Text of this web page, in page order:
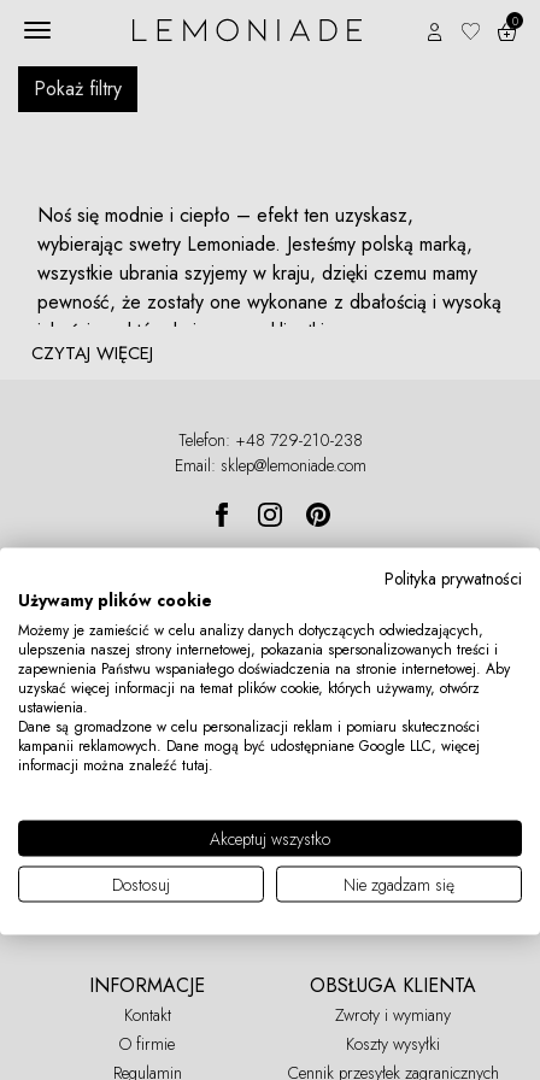
0
Pokaż filtry
Noś się modnie i ciepło – efekt ten uzyskasz,
wybierając swetry Lemoniade. Jesteśmy polską marką,
wszystkie ubrania szyjemy w kraju, dzięki czemu mamy
pewność, że zostały one wykonane z dbałością i wysoką
jakością, z którą kojarzą nas klientki.
Z Lemoniade odmienisz swoją szafę na lepsze – ułatwi
(zarówno krótkie, jak i długie), kardigany, oversizowe
modele oraz golfy. W ofercie nie zabrakło też
kompletów, swetrowych sukienek czy bluz. Wszystko po
to, abyś mogła znaleźć miękki i otulający sweter, który nie
unikatowy styl.
Swetry damskie – poczuj
się modna w codziennych
sytuacjach
stylizacji, a ponieważ pogoda w tym okresie lubi
zaskakiwać, dlatego dobrze, aby wybrany przez Ciebie
model był ciepły i miękki w dotyku. Wybór materiału jest
tu kluczowy, ponieważ to on chroni Cię przed chłodem.
W Lemoniade doskonale zdajemy sobie z tego sprawę
gwarantują komfort noszenia, a przy tym przyjemnie
otulają. Wełna, dzianina czy moher to tylko przykłady
rozwiązań, po jakie sięgamy.
CZYTAJ WIĘCEJ
Telefon: +48 729-210-238
Email: sklep@lemoniade.com
BĄDŹ NA BIEŻĄCO
5% ZNIŻKI
Nowości czekają na Ciebie!
Dowiedz się więcej o rabatach i akcjach promocyjnych.
Dołącz już dziś i otrzymaj 5% rabatu na start:
INFORMACJE
Kontakt
O firmie
Regulamin
OBSŁUGA KLIENTA
Zwroty i wymiany
Koszty wysyłki
Cennik przesyłek zagranicznych
Polityka prywatności
Używamy plików cookie
Możemy je zamieścić w celu analizy danych dotyczących odwiedzających,
ulepszenia naszej strony internetowej, pokazania spersonalizowanych treści i
zapewnienia Państwu wspaniałego doświadczenia na stronie internetowej. Aby
uzyskać więcej informacji na temat plików cookie, których używamy, otwórz
ustawienia.
Dane są gromadzone w celu personalizacji reklam i pomiaru skuteczności
kampanii reklamowych. Dane mogą być udostępniane Google LLC, więcej
informacji można znaleźć tutaj.
Akceptuj wszystko
Dostosuj
Nie zgadzam się